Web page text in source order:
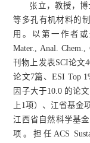
张立，教授，
等多孔有机材料的
用。以第一作者或
Mater., Anal. Chem.,
刊物上发表SCI论文
论文7篇、ESI Top
因子大于10.0 的论
上1项）、江省基金
江西省自然科学基
项。担任ACS